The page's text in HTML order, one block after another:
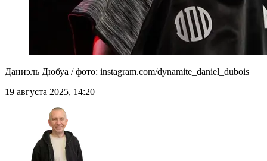
Даниэль Дюбуа / фото: instagram.com/dynamite_daniel_dubois
19 августа 2025, 14:20